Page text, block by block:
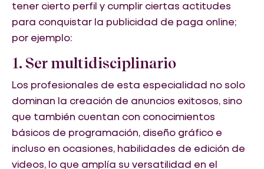
tener cierto perfil y cumplir ciertas actitudes
para conquistar la publicidad de paga online;
por ejemplo:
1. Ser multidisciplinario
Los profesionales de esta especialidad no solo
dominan la creación de anuncios exitosos, sino
que también cuentan con conocimientos
básicos de programación, diseño gráfico e
incluso en ocasiones, habilidades de edición de
videos, lo que amplía su versatilidad en el